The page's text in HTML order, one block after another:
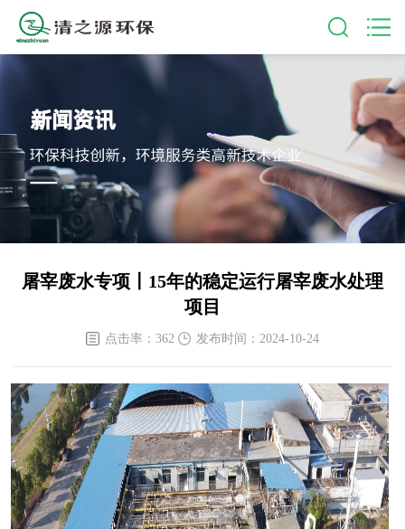
屠宰废水专项〡15年的稳定运行屠宰废水处理
项目
点击率：362 发布时间：2024-10-24